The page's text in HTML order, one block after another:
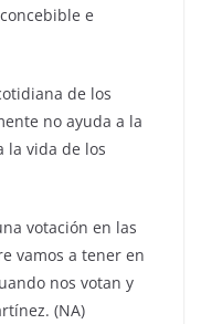
e
de los
no ayuda a la
la vida de los
votación en las
vamos a tener en
nos votan y
(NA)